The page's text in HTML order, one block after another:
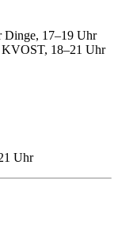
Dinge, 17–19 Uhr
KVOST, 18–21 Uhr
Uhr